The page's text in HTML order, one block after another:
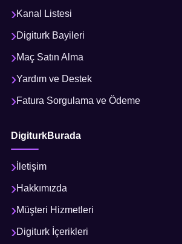
Kanal Listesi
Digiturk Bayileri
Maç Satın Alma
Yardım ve Destek
Fatura Sorgulama ve Ödeme
DigiturkBurada
İletişim
Hakkımızda
Müşteri Hizmetleri
Digiturk İçerikleri